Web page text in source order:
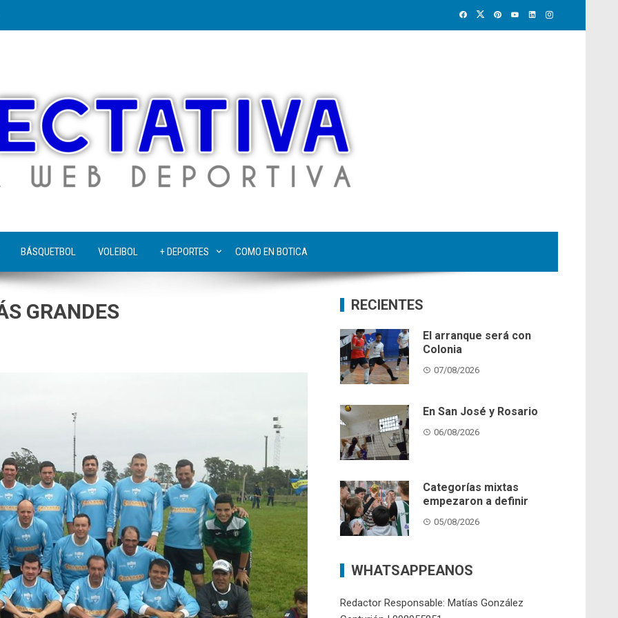
BÁSQUETBOL VOLEIBOL + DEPORTES COMO EN BOTICA
GRANDES RECIENTES
El arranque será con
Colonia
07/08/2026
En San José y Rosario
06/08/2026
Categorías mixtas
empezaron a definir
05/08/2026
WHATSAPPEANOS
Redactor Responsable: Matías González